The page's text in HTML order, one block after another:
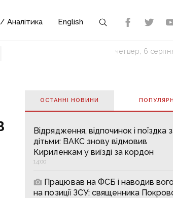
Аналітика English
четвер, 6
ОСТАННІ НОВИНИ
Відрядження, відпочинок і поїздка
дітьми: ВАКС знову відмовив
Кириленкам у виїзді за кордон
14:00
Працював на ФСБ і наводив
на позиції ЗСУ: священника